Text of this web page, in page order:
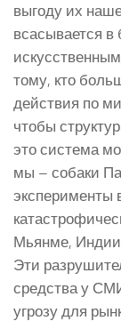
выгоду их
всасывается в
тому, кто
действия по
чтобы
это система
мы – собаки
эксперименты
Мьянме,
Эти
средства у
угрозу для